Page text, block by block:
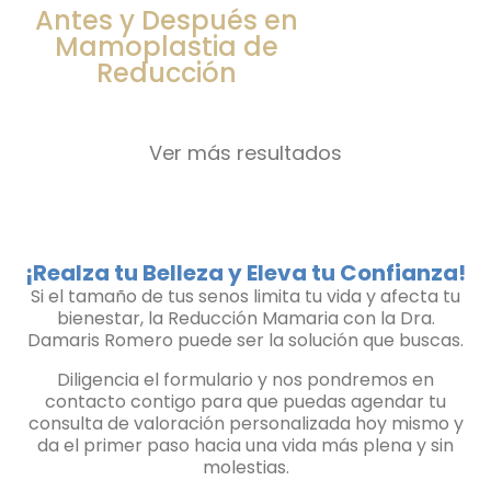
Antes y Después en
Mamoplastia de
Reducción
Ver más resultados
¡Realza tu Belleza y Eleva tu Confianza!
Si el tamaño de tus senos limita tu vida y afecta tu
bienestar, la Reducción Mamaria con la Dra.
Damaris Romero puede ser la solución que buscas.
Diligencia el formulario y nos pondremos en
contacto contigo para que puedas agendar tu
consulta de valoración personalizada hoy mismo y
da el primer paso hacia una vida más plena y sin
molestias.